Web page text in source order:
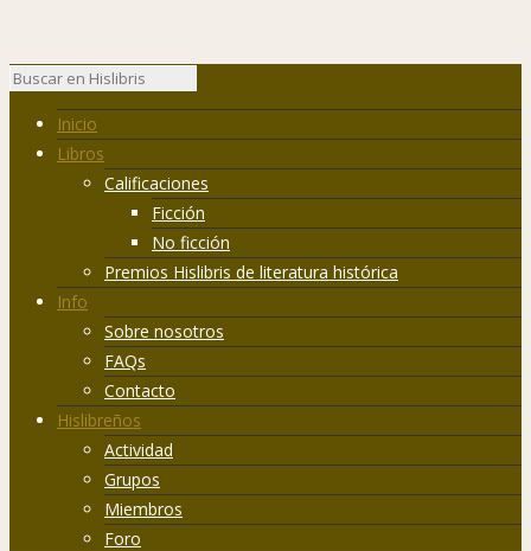
Inicio
Libros
Calificaciones
Ficción
No ficción
Premios Hislibris de literatura histórica
Info
Sobre nosotros
FAQs
Contacto
Hislibreños
Actividad
Grupos
Miembros
Foro